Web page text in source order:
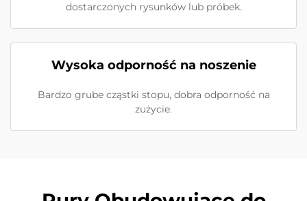
dostarczonych rysunków lub próbek.
Wysoka odporność na noszenie
Bardzo grube cząstki stopu, dobra odporność na
zużycie.